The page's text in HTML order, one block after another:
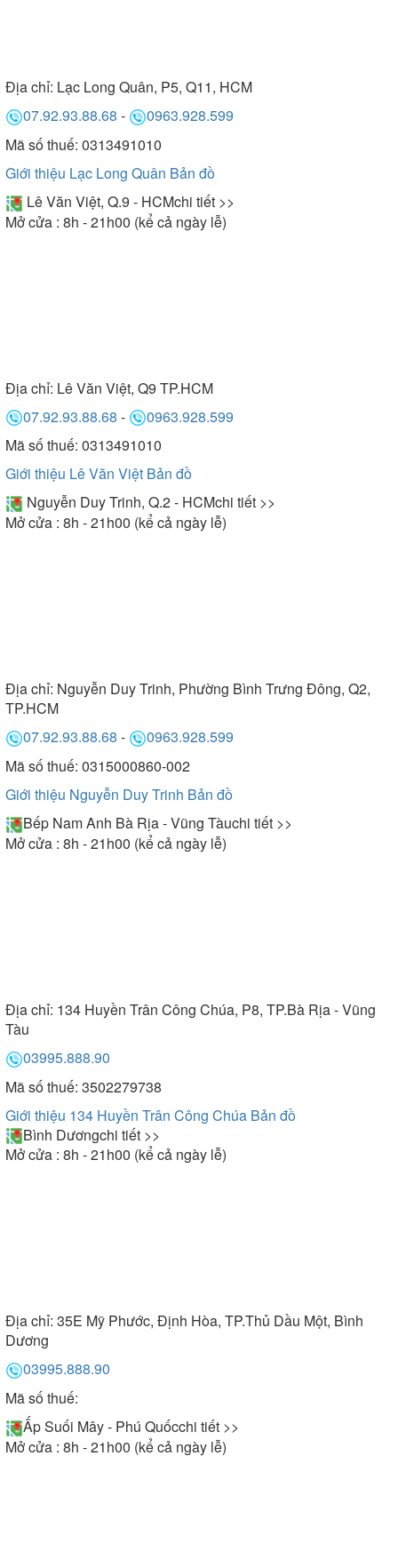
Địa chỉ: Lạc Long Quân, P5, Q11, HCM
07.92.93.88.68 -
0963.928.599
Mã số thuế: 0313491010
Giới thiệu Lạc Long Quân Bản đồ
Lê Văn Việt, Q.9 - HCMchi tiết >>
Mở cửa : 8h - 21h00 (kể cả ngày lễ)
Địa chỉ: Lê Văn Việt, Q9 TP.HCM
07.92.93.88.68 -
0963.928.599
Mã số thuế: 0313491010
Giới thiệu Lê Văn Việt Bản đồ
Nguyễn Duy Trinh, Q.2 - HCMchi tiết >>
Mở cửa : 8h - 21h00 (kể cả ngày lễ)
Địa chỉ: Nguyễn Duy Trinh, Phường Bình Trưng Đông, Q2,
TP.HCM
07.92.93.88.68 -
0963.928.599
Mã số thuế: 0315000860-002
Giới thiệu Nguyễn Duy Trinh Bản đồ
Bếp Nam Anh Bà Rịa - Vũng Tàuchi tiết >>
Mở cửa : 8h - 21h00 (kể cả ngày lễ)
Địa chỉ: 134 Huyền Trân Công Chúa, P8, TP.Bà Rịa - Vũng
Tàu
03995.888.90
Mã số thuế: 3502279738
Giới thiệu 134 Huyền Trân Công Chúa Bản đồ
Bình Dươngchi tiết >>
Mở cửa : 8h - 21h00 (kể cả ngày lễ)
Địa chỉ: 35E Mỹ Phước, Định Hòa, TP.Thủ Dầu Một, Bình
Dương
03995.888.90
Mã số thuế:
Ấp Suối Mây - Phú Quốcchi tiết >>
Mở cửa : 8h - 21h00 (kể cả ngày lễ)